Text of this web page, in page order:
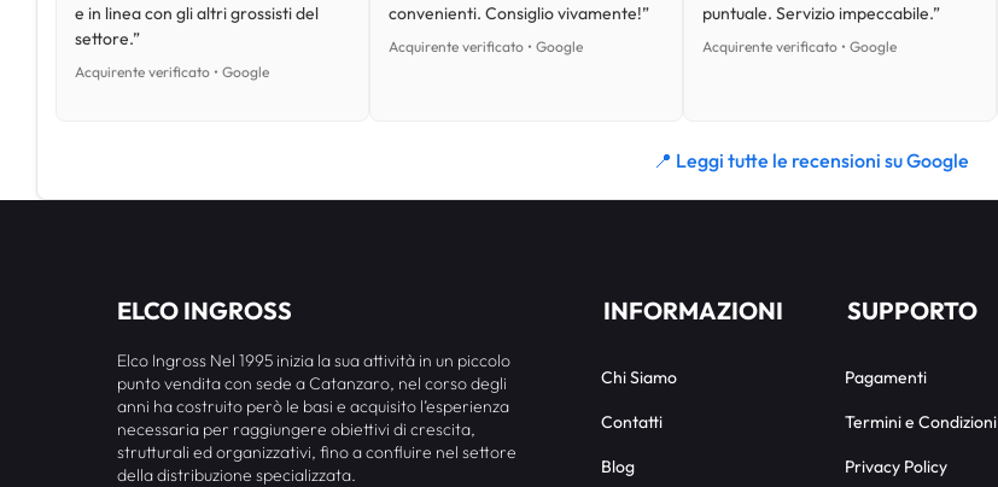
e in linea con gli altri grossisti del
settore.”
Acquirente verificato • Google
convenienti. Consiglio vivamente!”
Acquirente verificato • Google
puntuale. Servizio impeccabile.”
Acquirente verificato • Google
📍 Leggi tutte le recensioni su Google
ELCO INGROSS
Elco Ingross Nel 1995 inizia la sua attività in un piccolo
punto vendita con sede a Catanzaro, nel corso degli
anni ha costruito però le basi e acquisito l’esperienza
necessaria per raggiungere obiettivi di crescita,
strutturali ed organizzativi, fino a confluire nel settore
della distribuzione specializzata.
INFORMAZIONI
Chi Siamo
Contatti
Blog
SUPPORTO
Pagamenti
Termini e Condizioni
Privacy Policy